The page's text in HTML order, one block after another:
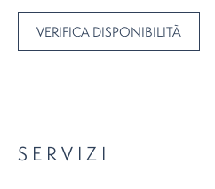
VERIFICA DISPONIBILITÀ
SERVIZI